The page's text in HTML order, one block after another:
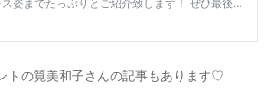
トの筧美和子さんの記事もあります♡